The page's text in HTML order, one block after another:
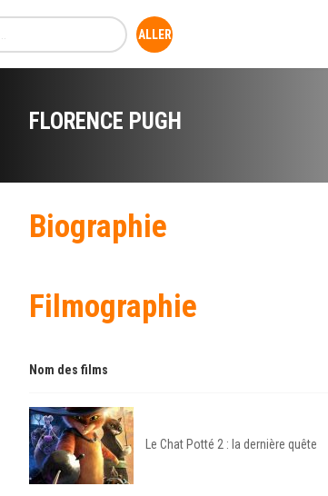
FLORENCE PUGH
Biographie
Filmographie
Nom des films
Le Chat Potté 2 : la dernière quête